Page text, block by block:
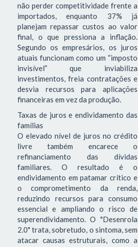
não perder competitividade frente a
importados, enquanto 37% já
planejam repassar custos ao valor
final, o que pressiona a inflação.
Segundo os empresários, os juros
atuais funcionam como um “imposto
invisível” que inviabiliza
investimentos, freia contratações e
desvia recursos para aplicações
financeiras em vez da produção.
Taxas de juros e endividamento das
famílias
O elevado nível de juros no crédito
livre também encarece o
refinanciamento das dívidas
familiares. O resultado é o
endividamento em patamar crítico e
o comprometimento da renda,
reduzindo recursos para consumo
essencial e ampliando o risco de
superendividamento. O "Desenrola
2.0" trata, sobretudo, o sintoma, sem
atacar causas estruturais, como a